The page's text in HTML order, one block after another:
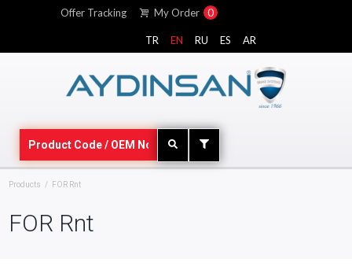
Offer Tracking My Order 0
TR EN RU ES AR
Products FOR Rnt
FOR Rnt